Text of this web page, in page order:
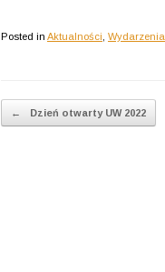
Posted in Aktualności Wydarzenia
Post navigation
← Dzień otwarty UW 2022